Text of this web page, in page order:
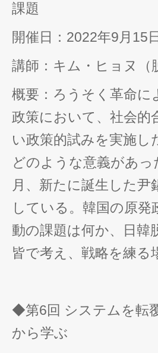
課題
開催日：2022年9月15
講師：キム・ヒョヌ（
概要：ろうそく革命に
政策において、社会的
い政策的試みを実施し
どのような意義があ
月、新たに誕生した
している。韓国の原
動の課題は何か、日韓
皆で考え、戦略を練る
◆第6回 システムを転
から学ぶ